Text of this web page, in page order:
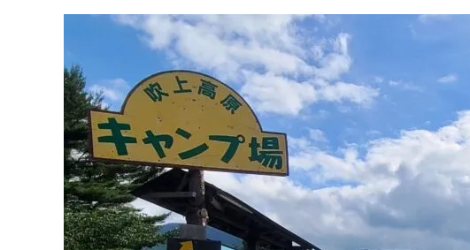
6-1｜ ①予約不要のフリーサイト
6-2｜ ②全面車の乗り入れが可能
6-3｜ ③標高が高いので涼しい
7｜ 吹上高原キャンプ場の周辺情報
7-1｜ スーパーセンターＴＲＵＳＴ 岩出山店
7-2｜ ウジエスーパー 岩出山店
7-3｜ ザビのカレー
7-4｜ やっこ食堂
8｜ 【まとめ】キャンプ初心者の方でも安心でき
8-1｜ お知らせ：東北地方のキャンプ場探しが